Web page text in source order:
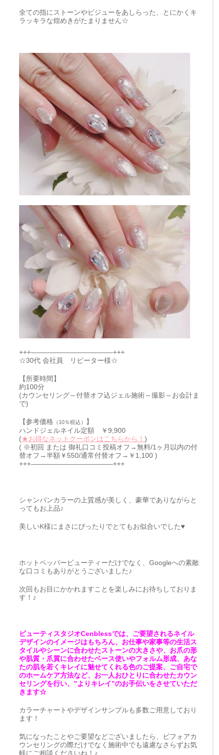
全ての指にストーンやビジューをあしらった、とにかくキ
ラッキラな煌めきがたまりません☆
+++————————————+++
☆30代 会社員 リピーター様☆
【所要時間】
約100分
(カウンセリング～付替オフ込ジェル施術～撮影～お会計ま
で)
【参考価格 （10％税込）
】
ハンドジェルネイル定額 ￥9,900
(★お得なネットクーポンはこちらから！)
( ※初回 または 御礼口コミ投稿オフ→無料/1ヶ月以内の付
替オフ→半額￥550/通常付替オフ→￥1,100 )
+++————————————+++
シャンパンカラーの上質感が美しく、豪華でありながらと
ってもお上品♪
美しいK様にまさにぴったりでとてもお似合いでした♥
ホットペッパービューティーだけでなく、Googleへの素敵
な口コミもありがとうございました♪
次回もお目にかかれますことを楽しみにお待ちしておりま
す！♪
ビューティスタジオCenblessでは、ご要望されるネイル
デザインのイメージはもちろん、お仕事や家事等の生活ス
タイルやシーンに合わせたストーンの大きさや、お爪の形
や肌質・爪質に合わせたベース使いやフォルム形成、あな
たの肌を若くキレイに魅せてくれる色のご提案、ご自宅で
のホームケア方法など、お一人おひとりに合わせたカウン
セリングを行い、”よりキレイ”のお手伝いをさせていただ
きます☆
カラーチャートやデザインサンプルも多数ご用意しており
ます！
気になったことやご要望などございましたら、ビフォアカ
ウンセリングの際だけでなく施術中でも遠慮なさらずお気
軽にご相談くださいね！♪